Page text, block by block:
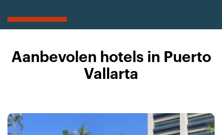
Aanbevolen hotels in Puerto
Vallarta